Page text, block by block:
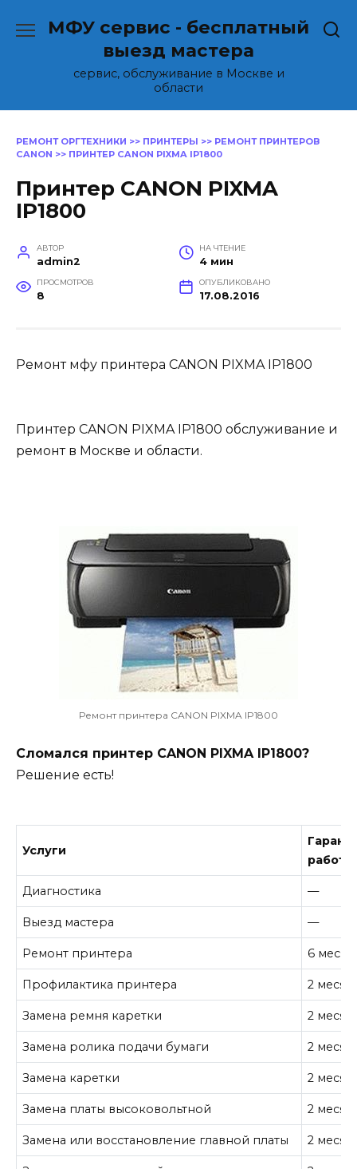
МФУ сервис - бесплатный
выезд мастера
сервис, обслуживание в Москве и
области
РЕМОНТ ОРГТЕХНИКИ >> ПРИНТЕРЫ >> РЕМОНТ ПРИНТЕРОВ
CANON >> ПРИНТЕР CANON PIXMA IP1800
Принтер CANON PIXMA
IP1800
АВТОР
admin2
НА ЧТЕНИЕ
4 мин
ПРОСМОТРОВ
8
ОПУБЛИКОВАНО
17.08.2016
Ремонт мфу принтера CANON PIXMA IP1800
Принтер CANON PIXMA IP1800 обслуживание и
ремонт в Москве и области.
Ремонт принтера CANON PIXMA IP1800
Сломался принтер CANON PIXMA IP1800?
Решение есть!
Услуги
работу
Диагностика —
Выезд мастера —
Ремонт принтера 6
Профилактика принтера 2
Замена ремня каретки 2
Замена ролика подачи бумаги 2
Замена каретки 2
Замена платы высоковольтной 2
Замена или восстановление главной платы 2